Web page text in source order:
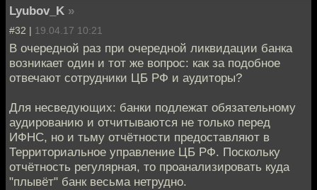
Lyubov_K »
#32 | 19.04.17 10:21
В очередной раз при очередной ликвидации банка
возникает один и тот же вопрос: как за подобное
отвечают сотрудники ЦБ РФ и аудиторы?
Для несведующих: банки подлежат обязательному
аудированию и отчитываются не только перед
ИФНС, но и тьму отчётности предоставляют в
Территориальное управление ЦБ РФ. Поскольку
отчётность регулярная, то проанализировать куда
"плывёт" банк весьма нетрудно.